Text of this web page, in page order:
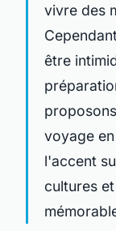
vivre des
être
voyage
l'accent
cultures